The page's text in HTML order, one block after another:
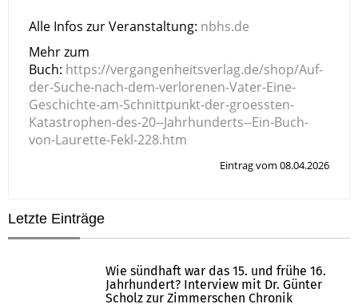
Alle Infos zur Veranstaltung: nbhs.de
Mehr zum
Buch: https://vergangenheitsverlag.de/shop/Auf-
der-Suche-nach-dem-verlorenen-Vater-Eine-
Geschichte-am-Schnittpunkt-der-groessten-
Katastrophen-des-20--Jahrhunderts--Ein-Buch-
von-Laurette-Fekl-228.htm
Eintrag vom 08.04.2026
Letzte Einträge
Wie sündhaft war das 15. und frühe 16.
Jahrhundert? Interview mit Dr. Günter
Scholz zur Zimmerschen Chronik